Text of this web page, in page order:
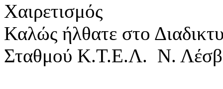
Χαιρετισμός
Καλώς ήλθατε στο
Σταθμού Κ.Τ.Ε.Λ. Ν.